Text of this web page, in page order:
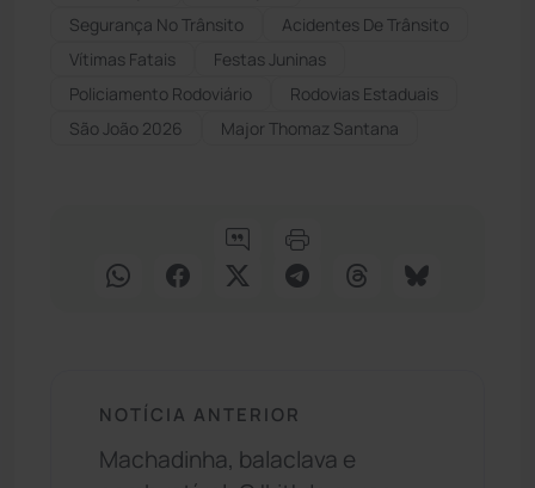
Segurança No Trânsito
Acidentes De Trânsito
Vítimas Fatais
Festas Juninas
Policiamento Rodoviário
Rodovias Estaduais
São João 2026
Major Thomaz Santana
NOTÍCIA ANTERIOR
Machadinha, balaclava e